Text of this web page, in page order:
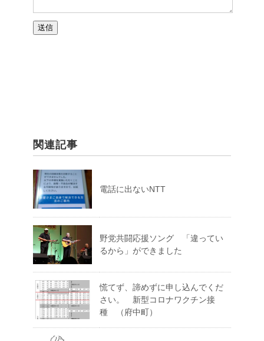
関連記事
電話に出ないNTT
野党共闘応援ソング 「違ってい
るから」ができました
慌てず、諦めずに申し込んでくだ
さい。 新型コロナワクチン接
種 （府中町）